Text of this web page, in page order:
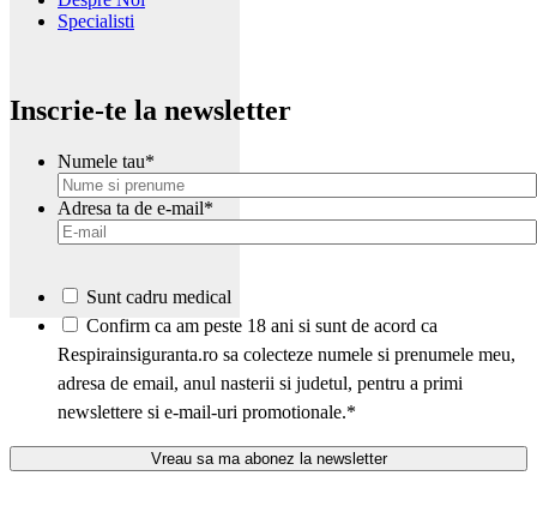
Specialisti
Inscrie-te la newsletter
Numele tau*
Adresa ta de e-mail*
Sunt cadru medical
*
Confirm ca am peste 18 ani si sunt de acord ca
Respirainsiguranta.ro sa colecteze numele si prenumele meu,
adresa de email, anul nasterii si judetul, pentru a primi
newslettere si e-mail-uri promotionale.*